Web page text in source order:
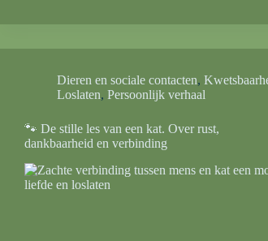
Dieren en sociale contacten,
Loslaten, Persoonlijk verhaal
🐾 De stille les van een kat. Over rust,
dankbaarheid en verbinding